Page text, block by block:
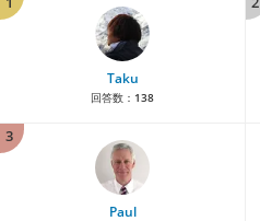
Taku
回答数： 138
3
Paul